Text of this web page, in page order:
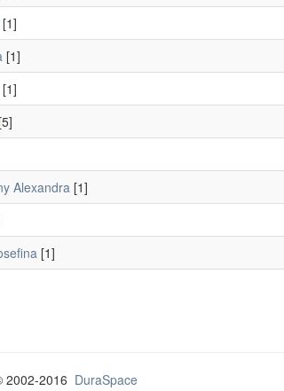
[1]
[1]
[1]
[5]
Alexandra [1]
[1]
2002-2016 DuraSpace